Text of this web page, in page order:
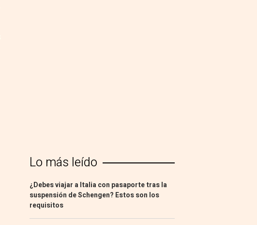
Lo más leído
¿Debes viajar a Italia con pasaporte tras la
suspensión de Schengen? Estos son los
requisitos